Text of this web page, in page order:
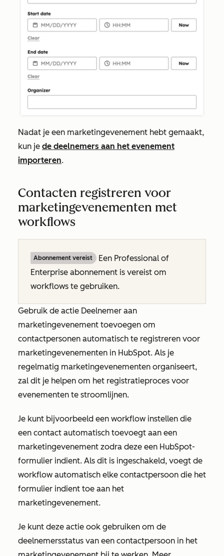
Nadat je een marketingevenement hebt gemaakt,
kun je de deelnemers aan het evenement
importeren.
Contacten registreren voor
marketingevenementen met
workflows
Abonnement vereist Een Professional of
Enterprise abonnement is vereist om
workflows te gebruiken.
Gebruik de actie Deelnemer aan
marketingevenement toevoegen om
contactpersonen automatisch te registreren voor
marketingevenementen in HubSpot. Als je
regelmatig marketingevenementen organiseert,
zal dit je helpen om het registratieproces voor
evenementen te stroomlijnen.
Je kunt bijvoorbeeld een workflow instellen die
een contact automatisch toevoegt aan een
marketingevenement zodra deze een HubSpot-
formulier indient. Als dit is ingeschakeld, voegt de
workflow automatisch elke contactpersoon die het
formulier indient toe aan het
marketingevenement.
Je kunt deze actie ook gebruiken om de
deelnemersstatus van een contactpersoon in het